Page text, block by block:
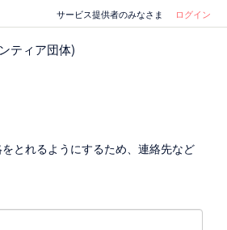
サービス提供者のみなさま ログイン
ティア団体)
とれるようにするため、連絡先など